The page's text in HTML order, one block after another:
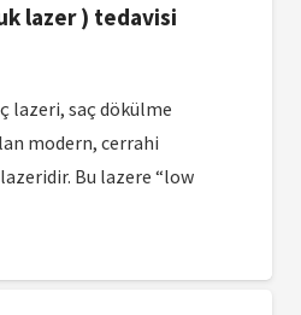
lazer ) tedavisi
lazeri, saç dökülme
modern, cerrahi
Bu lazere “low